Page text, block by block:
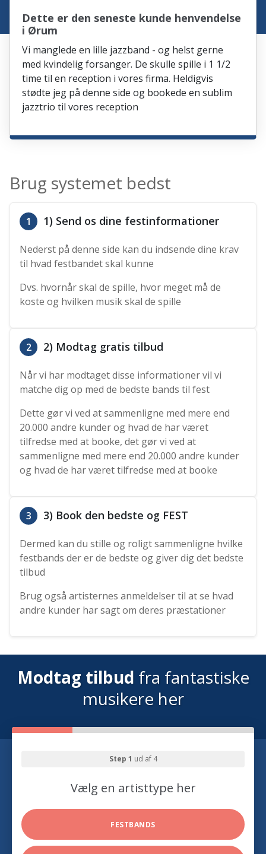
Dette er den seneste kunde henvendelse
i Ørum
Vi manglede en lille jazzband - og helst gerne
med kvindelig forsanger. De skulle spille i 1 1/2
time til en reception i vores firma. Heldigvis
stødte jeg på denne side og bookede en sublim
jazztrio til vores reception
Brug systemet bedst
1 1) Send os dine festinformationer
Nederst på denne side kan du indsende dine krav
til hvad festbandet skal kunne
Dvs. hvornår skal de spille, hvor meget må de
koste og hvilken musik skal de spille
2 2) Modtag gratis tilbud
Når vi har modtaget disse informationer vil vi
matche dig op med de bedste bands til fest
Dette gør vi ved at sammenligne med mere end
20.000 andre kunder og hvad de har været
tilfredse med at booke, det gør vi ved at
sammenligne med mere end 20.000 andre kunder
og hvad de har været tilfredse med at booke
3 3) Book den bedste og FEST
Dermed kan du stille og roligt sammenligne hvilke
festbands der er de bedste og giver dig det bedste
tilbud
Brug også artisternes anmeldelser til at se hvad
andre kunder har sagt om deres præstationer
Modtag tilbud fra fantastiske
musikere her
Step 1 ud af 4
Vælg en artisttype her
FESTBANDS